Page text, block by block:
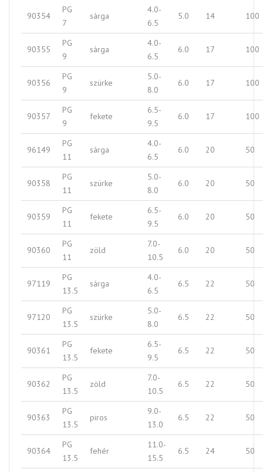
90354
PG
7
sárga
4.0-
6.5
5.0 14 100
90355
PG
9
sárga
4.0-
6.5
6.0 17 100
90356
PG
9
szürke
5.0-
8.0
6.0 17 100
90357
PG
9
fekete
6.5-
9.5
6.0 17 100
96149
PG
11
sárga
4.0-
6.5
6.0 20 50
90358
PG
11
szürke
5.0-
8.0
6.0 20 50
90359
PG
11
fekete
6.5-
9.5
6.0 20 50
90360
PG
11
zöld
7.0-
10.5
6.0 20 50
97119
PG
13.5
sárga
4.0-
6.5
6.5 22 50
97120
PG
13.5
szürke
5.0-
8.0
6.5 22 50
90361
PG
13.5
fekete
6.5-
9.5
6.5 22 50
90362
PG
13.5
zöld
7.0-
10.5
6.5 22 50
90363
PG
13.5
piros
9.0-
13.0
6.5 22 50
90364
PG
13.5
fehér
11.0-
15.5
6.5 24 50